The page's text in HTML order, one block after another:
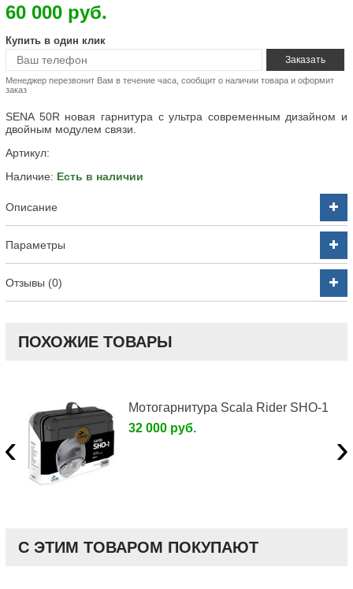
60 000 руб.
Купить в один клик
Менеджер перезвонит Вам в течение часа, сообщит о наличии товара и оформит
заказ
SENA 50R новая гарнитура с ультра современным дизайном и
двойным модулем связи.
Артикул:
Наличие: Есть в наличии
Описание
Параметры
Отзывы (0)
ПОХОЖИЕ ТОВАРЫ
Мотогарнитура Scala Rider SHO-1
32 000 руб.
‹ ›
С ЭТИМ ТОВАРОМ ПОКУПАЮТ